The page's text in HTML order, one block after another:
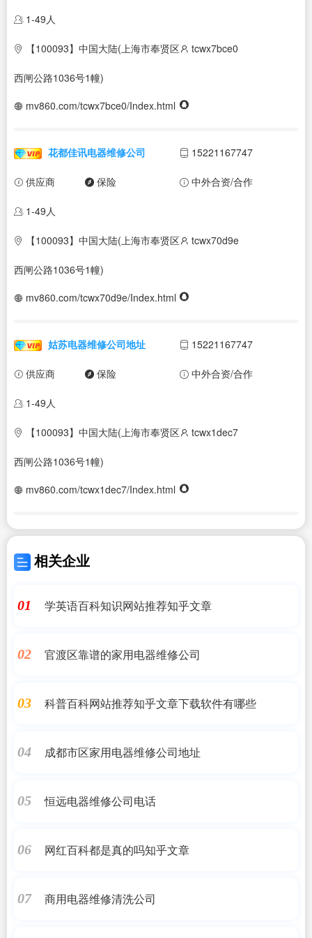
1-49人
【100093】中国大陆(上海市奉贤区
西闸公路1036号1幢)
tcwx7bce0
mv860.com/tcwx7bce0/Index.html
花都佳讯电器维修公司 15221167747
供应商 保险 中外合资/合作
1-49人
【100093】中国大陆(上海市奉贤区
西闸公路1036号1幢)
tcwx70d9e
mv860.com/tcwx70d9e/Index.html
姑苏电器维修公司地址 15221167747
供应商 保险 中外合资/合作
1-49人
【100093】中国大陆(上海市奉贤区
西闸公路1036号1幢)
tcwx1dec7
mv860.com/tcwx1dec7/Index.html
相关企业
01 学英语百科知识网站推荐知乎文章
02 官渡区靠谱的家用电器维修公司
03 科普百科网站推荐知乎文章下载软件有哪些
04 成都市区家用电器维修公司地址
05 恒远电器维修公司电话
06 网红百科都是真的吗知乎文章
07 商用电器维修清洗公司